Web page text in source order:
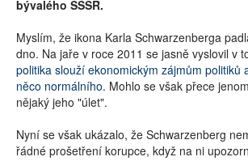
bývalého SSSR.
Myslím, že ikona Karla Schwarzenberga
dno. Na jaře v roce 2011 se jasně vyslovil v
politika slouží ekonomickým zájmům politiků
něco normálního. Mohlo se však přece
nějaký jeho "úlet".
Nyní se však ukázalo, že Schwarzenberg
řádné prošetření korupce, když na ni